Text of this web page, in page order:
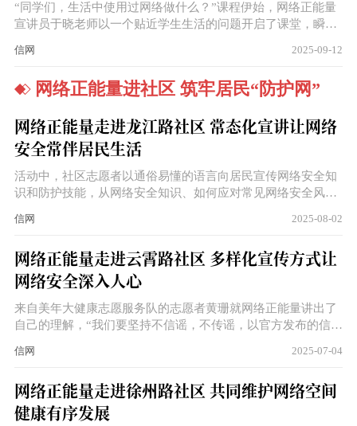
“同学们，生活中使用过网络做什么？”课程伊始，网络正能量
宣讲员于晓老师以一个贴近学生生活的问题开启了课堂，瞬间
网络世界中的各种经历，有的说用网络学习知识、有的说用网
课堂气氛一下子活跃了起来。
信网 2025-09-12
网络正能量进社区 筑牢居民“防护网”
网络正能量走进龙江路社区 常态化宣讲让网络
安全常伴居民生活
活动中，社区志愿者以通俗易懂的语言向居民宣传网络安全知
识和防护技能，从网络安全知识、如何应对常见网络安全风险
阱的必要性。
信网 2025-08-02
网络正能量走进云霄路社区 多样化宣传方式让
网络安全深入人心
来自美年大健康志愿服务队的志愿者黄珊就网络正能量讲出了
自己的理解，“我们要坚持不信谣，不传谣，以官方发布的信息
视，才能影响一个家庭，从而在全社会营造良好的、干净的网
者。
信网 2025-07-04
网络正能量走进徐州路社区 共同维护网络空间
健康有序发展